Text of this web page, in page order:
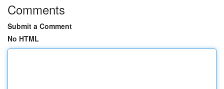
Comments
Submit a Comment
No HTML